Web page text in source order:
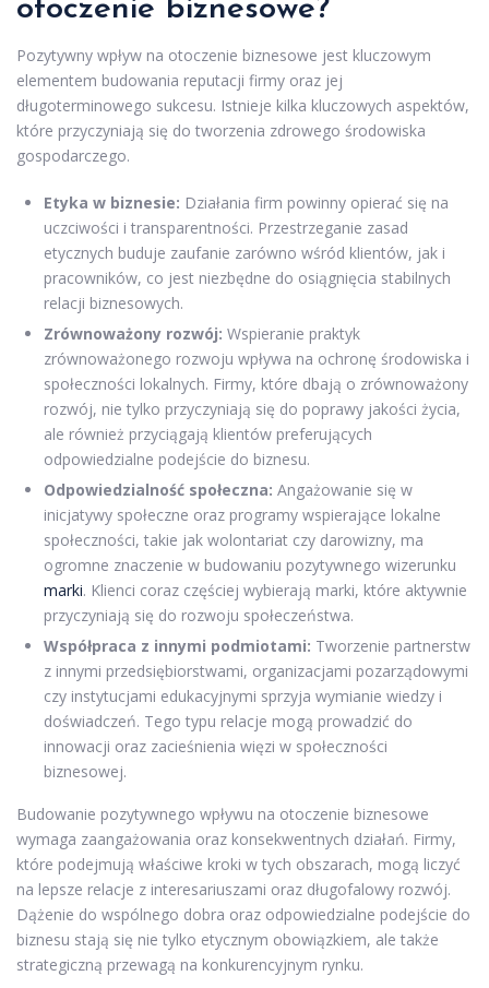
otoczenie biznesowe?
Pozytywny wpływ na otoczenie biznesowe jest kluczowym
elementem budowania reputacji firmy oraz jej
długoterminowego sukcesu. Istnieje kilka kluczowych aspektów,
które przyczyniają się do tworzenia zdrowego środowiska
gospodarczego.
Etyka w biznesie: Działania firm powinny opierać się na
uczciwości i transparentności. Przestrzeganie zasad
etycznych buduje zaufanie zarówno wśród klientów, jak i
pracowników, co jest niezbędne do osiągnięcia stabilnych
relacji biznesowych.
Zrównoważony rozwój: Wspieranie praktyk
zrównoważonego rozwoju wpływa na ochronę środowiska i
społeczności lokalnych. Firmy, które dbają o zrównoważony
rozwój, nie tylko przyczyniają się do poprawy jakości życia,
ale również przyciągają klientów preferujących
odpowiedzialne podejście do biznesu.
Odpowiedzialność społeczna: Angażowanie się w
inicjatywy społeczne oraz programy wspierające lokalne
społeczności, takie jak wolontariat czy darowizny, ma
ogromne znaczenie w budowaniu pozytywnego wizerunku
marki. Klienci coraz częściej wybierają marki, które aktywnie
przyczyniają się do rozwoju społeczeństwa.
Współpraca z innymi podmiotami: Tworzenie partnerstw
z innymi przedsiębiorstwami, organizacjami pozarządowymi
czy instytucjami edukacyjnymi sprzyja wymianie wiedzy i
doświadczeń. Tego typu relacje mogą prowadzić do
innowacji oraz zacieśnienia więzi w społeczności
biznesowej.
Budowanie pozytywnego wpływu na otoczenie biznesowe
wymaga zaangażowania oraz konsekwentnych działań. Firmy,
które podejmują właściwe kroki w tych obszarach, mogą liczyć
na lepsze relacje z interesariuszami oraz długofalowy rozwój.
Dążenie do wspólnego dobra oraz odpowiedzialne podejście do
biznesu stają się nie tylko etycznym obowiązkiem, ale także
strategiczną przewagą na konkurencyjnym rynku.